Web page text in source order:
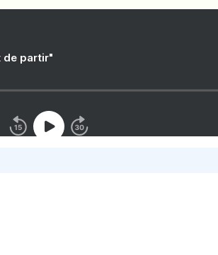
de partir"